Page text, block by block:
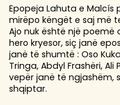
Epopeja Lahuta e Malcís
mirëpo këngët e saj më
Ajo nuk është një poemë
hero kryesor, siç janë
janë të shumtë : Oso
Tringa, Abdyl Frashëri,
vepër janë të ngjashëm,
shqiptar.